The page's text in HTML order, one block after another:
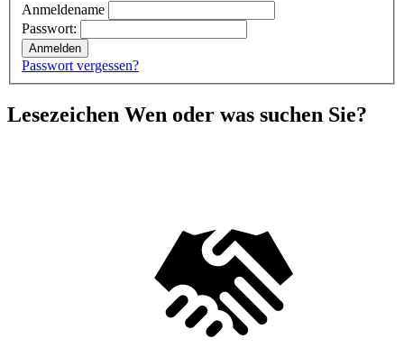
Anmeldename
Passwort:
Anmelden
Passwort vergessen?
Lesezeichen Wen oder was suchen Sie?